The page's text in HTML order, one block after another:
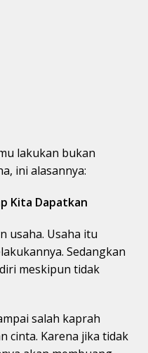
lakukan bukan
ini alasannya:
Kita Dapatkan
usaha. Usaha itu
Sedangkan
meskipun tidak
salah kaprah
cinta. Karena jika tidak